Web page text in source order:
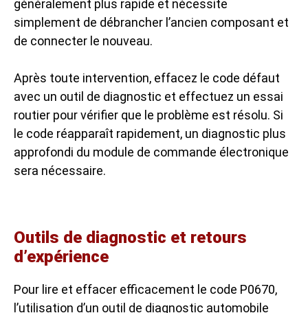
généralement plus rapide et nécessite
simplement de débrancher l’ancien composant et
de connecter le nouveau.
Après toute intervention, effacez le code défaut
avec un outil de diagnostic et effectuez un essai
routier pour vérifier que le problème est résolu. Si
le code réapparaît rapidement, un diagnostic plus
approfondi du module de commande électronique
sera nécessaire.
Outils de diagnostic et retours
d’expérience
Pour lire et effacer efficacement le code P0670,
l’utilisation d’un outil de diagnostic automobile